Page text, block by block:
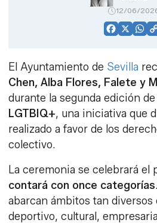
12/06/
Facebook
X
El Ayuntamiento de Sevilla
Chen, Alba Flores, Falete y
durante la segunda edición de
LGTBIQ+, una iniciativa que
realizado a favor de los
colectivo.
La ceremonia se celebrará el
contará con once categorías
abarcan ámbitos tan diversos
deportivo, cultural,